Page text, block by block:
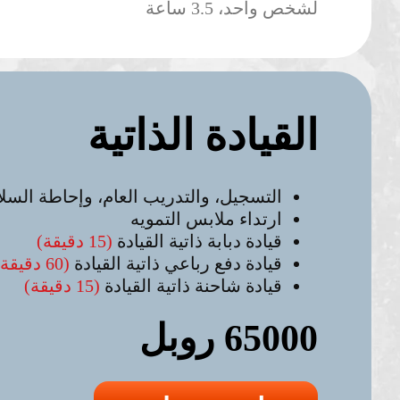
لشخص واحد، 3.5 ساعة
القيادة الذاتية
التسجيل، والتدريب العام، وإحاطة
ارتداء ملابس التمويه
قيادة دبابة ذاتية القيادة (15 دقيقة)
قيادة دفع رباعي ذاتية القيادة (60 دقيقة)
قيادة شاحنة ذاتية القيادة (15 دقيقة)
65000 روبل